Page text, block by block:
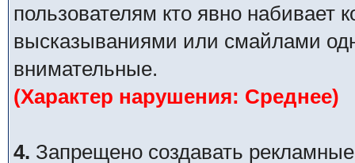
пользователям кто явно набивает
высказываниями или смайлами
внимательные.
(Характер нарушения: Среднее)
4. Запрещено создавать